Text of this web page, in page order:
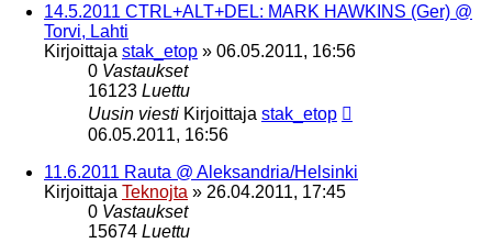
14.5.2011 CTRL+ALT+DEL: MARK HAWKINS (Ger) @
Torvi, Lahti
Kirjoittaja stak_etop » 06.05.2011, 16:56
0 Vastaukset
16123 Luettu
Uusin viesti Kirjoittaja stak_etop
06.05.2011, 16:56
11.6.2011 Rauta @ Aleksandria/Helsinki
Kirjoittaja Teknojta » 26.04.2011, 17:45
0 Vastaukset
15674 Luettu